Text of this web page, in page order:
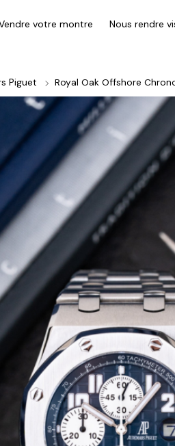
votre montre Nous rendre
Piguet Royal Oak Offshore